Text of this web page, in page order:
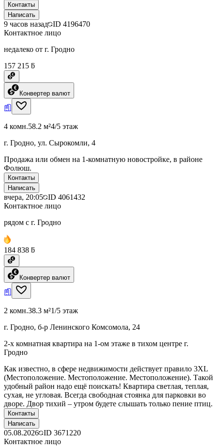
Контакты
Написать
9 часов назад ID 4196470
Контактное лицо
недалеко от г. Гродно
157 215 ƃ
Конвертер валют
4 комн.58.2 м²4/5 этаж
г. Гродно, ул. Сырокомли, 4
Продажа или обмен на 1-комнатную новостройке, в районе
Фолюш.
Контакты
Написать
вчера, 20:05 ID 4061432
Контактное лицо
рядом с г. Гродно
184 838 ƃ
Конвертер валют
2 комн.38.3 м²1/5 этаж
г. Гродно, б-р Ленинского Комсомола, 24
2-х комнатная квартира на 1-ом этаже в тихом центре г.
Гродно
Как известно, в сфере недвижимости действует правило 3XL
(Местоположение. Местоположение. Местоположение). Такой
удобный район надо ещё поискать! Квартира светлая, теплая,
сухая, не угловая. Всегда свободная стоянка для парковки во
дворе. Двор тихий – утром будете слышать только пение птиц.
Контакты
Написать
05.08.2026 ID 3671220
Контактное лицо